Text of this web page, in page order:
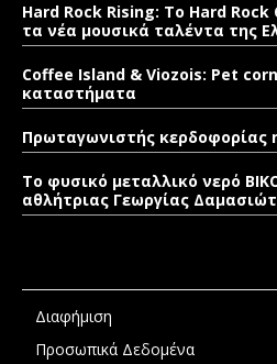
Hard Rock Rising: Το Hard
τα νέα μουσικά ταλέντα της
Coffee Island & Viozois: Pet
καταστήματα
Πρωταγωνιστής κερδοφορίας
Το φυσικό μεταλλικό νερό
αθλήτριας Γεωργίας
Διαφήμιση
Προσωπικά Δεδομένα